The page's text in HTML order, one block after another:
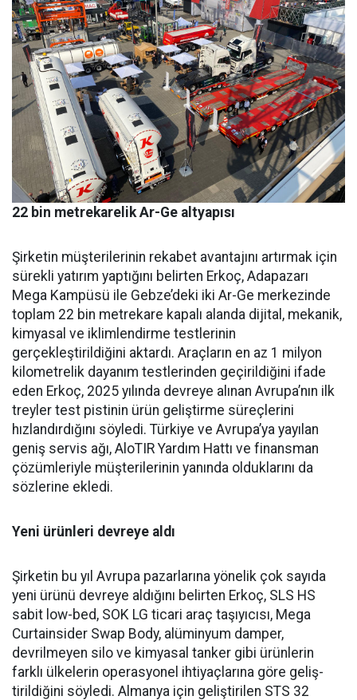
22 bin metrekarelik Ar-Ge altyapısı
Şirketin müşterilerinin reka­bet avantajını artırmak için
sü­rekli yatırım yaptığını belirten Erkoç, Adapazarı
Mega Kampü­sü ile Gebze’deki iki Ar-Ge mer­kezinde
toplam 22 bin metreka­re kapalı alanda dijital, mekanik,
kimyasal ve iklimlendirme test­lerinin
gerçekleştirildiğini ak­tardı. Araçların en az 1 milyon
kilometrelik dayanım testlerin­den geçirildiğini ifade
eden Er­koç, 2025 yılında devreye alınan Avrupa’nın ilk
treyler test pisti­nin ürün geliştirme süreçlerini
hızlandırdığını söyledi. Türkiye ve Avrupa’ya yayılan
geniş ser­vis ağı, AloTIR Yardım Hattı ve finansman
çözümleriyle müşte­rilerinin yanında olduklarını da
sözlerine ekledi.
Yeni ürünleri devreye aldı
Şirketin bu yıl Avrupa pazar­larına yönelik çok sayıda
yeni ürünü devreye aldığını belirten Erkoç, SLS HS
sabit low-bed, SOK LG ticari araç taşıyıcısı, Mega
Curtainsider Swap Body, alüminyum damper,
devrilme­yen silo ve kimyasal tanker gibi ürünlerin
farklı ülkelerin ope­rasyonel ihtiyaçlarına göre geliş­
tirildiğini söyledi. Almanya için geliştirilen STS 32